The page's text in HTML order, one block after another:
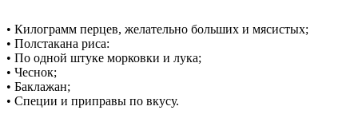
• Килограмм перцев, желательно больших и мясистых;
• Полстакана риса:
• По одной штуке морковки и лука;
• Чеснок;
• Баклажан;
• Специи и приправы по вкусу.